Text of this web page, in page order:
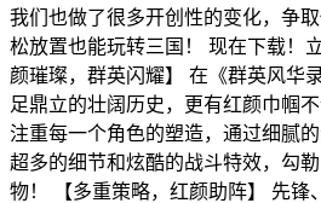
我们也做了很多开创性的变化，争
松放置也能玩转三国！ 现在下载！
颜璀璨，群英闪耀】 在《群英风华
足鼎立的壮阔历史，更有红颜巾帼
注重每一个角色的塑造，通过细腻
超多的细节和炫酷的战斗特效，勾
物！ 【多重策略，红颜助阵】 先锋